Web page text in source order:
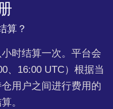
算？
时结算一次。平台会
、16:00 UTC）根据当
用户之间进行费用的
。